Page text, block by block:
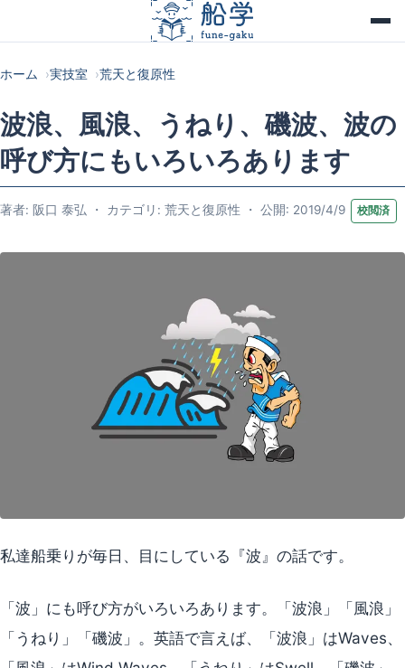
ホーム 実技室 荒天と復原性
波浪、風浪、うねり、磯波、波の
呼び方にもいろいろあります
著者: 阪口 泰弘 ・ カテゴリ: 荒天と復原性 ・ 公開: 2019/4/9 校閲済
私達船乗りが毎日、目にしている『波』の話です。
「波」にも呼び方がいろいろあります。「波浪」「風浪」
「うねり」「磯波」。英語で言えば、「波浪」はWaves、